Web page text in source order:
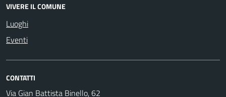
VIVERE IL COMUNE
Luoghi
Eventi
CONTATTI
Via Gian Battista Binello, 62